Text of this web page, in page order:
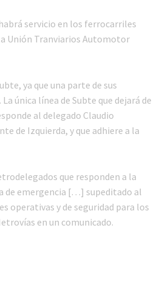
servicio en los ferrocarriles
Unión Tranviarios Automotor
ya que una parte de sus
única línea de Subte que dejará de
al delegado Claudio
de Izquierda, y que adhiere a la
que responden a la
de emergencia […] supeditado al
operativas y de seguridad para los
en un comunicado.